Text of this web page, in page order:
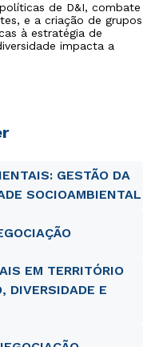
de D&I, combate
e a criação de grupos
à estratégia de
impacta a
GESTÃO DA
SOCIOAMBIENTAL
EM TERRITÓRIO
DIVERSIDADE E